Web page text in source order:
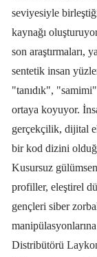
seviyesiyle
kaynağı
son araştırmaları,
sentetik insan
"tanıdık",
ortaya koyuyor.
gerçekçilik, dijital
bir kod dizini
Kusursuz
profiller, eleştirel
gençleri siber
Distribütörü